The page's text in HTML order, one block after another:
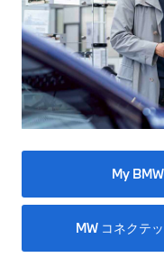
My
MW コネクテ